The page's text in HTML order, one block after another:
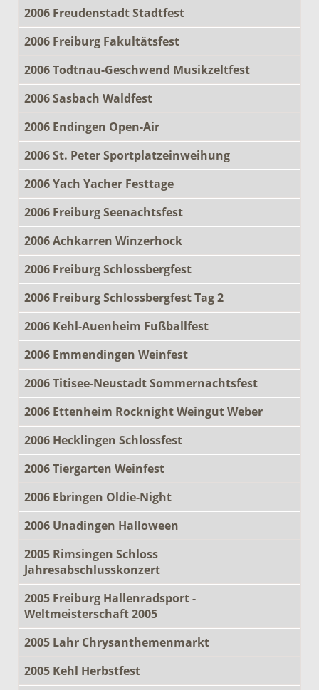
2006 Freudenstadt Stadtfest
2006 Freiburg Fakultätsfest
2006 Todtnau-Geschwend Musikzeltfest
2006 Sasbach Waldfest
2006 Endingen Open-Air
2006 St. Peter Sportplatzeinweihung
2006 Yach Yacher Festtage
2006 Freiburg Seenachtsfest
2006 Achkarren Winzerhock
2006 Freiburg Schlossbergfest
2006 Freiburg Schlossbergfest Tag 2
2006 Kehl-Auenheim Fußballfest
2006 Emmendingen Weinfest
2006 Titisee-Neustadt Sommernachtsfest
2006 Ettenheim Rocknight Weingut Weber
2006 Hecklingen Schlossfest
2006 Tiergarten Weinfest
2006 Ebringen Oldie-Night
2006 Unadingen Halloween
2005 Rimsingen Schloss
Jahresabschlusskonzert
2005 Freiburg Hallenradsport -
Weltmeisterschaft 2005
2005 Lahr Chrysanthemenmarkt
2005 Kehl Herbstfest